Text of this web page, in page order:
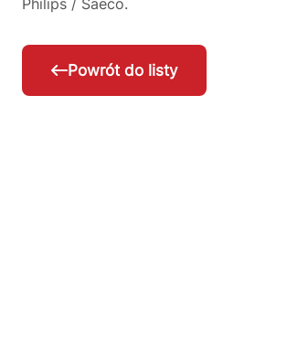
Philips / Saeco.
Powrót do listy